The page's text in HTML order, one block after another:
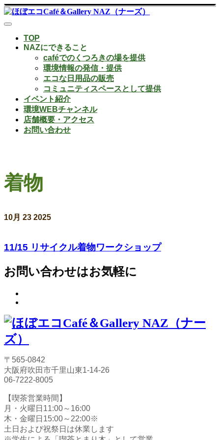
TOP
NAZにできること
caféでのくつろきの場を提供
環境情報の発信・提供
エコな日用品の販売
コミュニティスペースとして提供
イベント紹介
環境WEBチャンネル
店舗概要・アクセス
お問い合わせ
着物
10月 23 2025
11/15 リサイクル着物ワークショップ
お問い合わせはお気軽に
〒565-0842
大阪府吹田市千里山東1-14-26
06-7222-8005
【喫茶営業時間】
月・火曜日11:00～16:00
木・金曜日15:00～22:00※
土日および祝祭日は休業します